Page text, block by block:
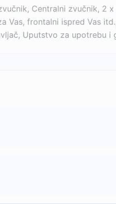
Centralni zvučnik, 2
Vas, frontalni ispred Vas
Uputstvo za upotrebu i